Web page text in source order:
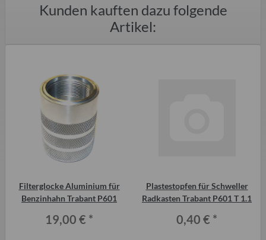
Kunden kauften dazu folgende
Artikel:
Filterglocke Aluminium für
Benzinhahn Trabant P601
19,00 € *
Plastestopfen für Schweller
Radkasten Trabant P601 T 1.1
0,40 € *